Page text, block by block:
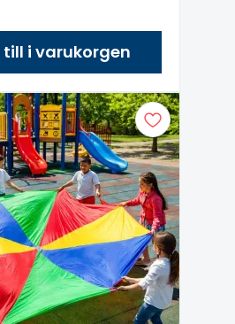
till i varukorgen